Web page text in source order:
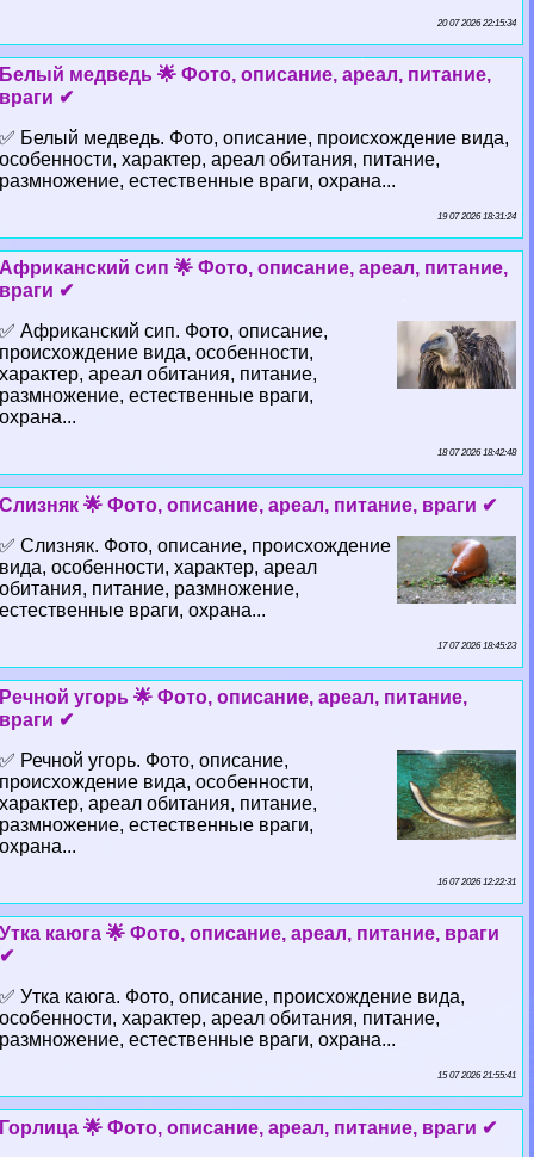
20 07 2026 22:15:34
Белый медведь 🌟 Фото, описание, ареал, питание,
враги ✔
✅ Белый медведь. Фото, описание, происхождение вида,
особенности, хаpaктер, ареал обитания, питание,
размножение, естественные враги, охрана...
19 07 2026 18:31:24
Африканский сип 🌟 Фото, описание, ареал, питание,
враги ✔
✅ Африканский сип. Фото, описание,
происхождение вида, особенности,
хаpaктер, ареал обитания, питание,
размножение, естественные враги,
охрана...
18 07 2026 18:42:48
Слизняк 🌟 Фото, описание, ареал, питание, враги ✔
✅ Слизняк. Фото, описание, происхождение
вида, особенности, хаpaктер, ареал
обитания, питание, размножение,
естественные враги, охрана...
17 07 2026 18:45:23
Речной угорь 🌟 Фото, описание, ареал, питание,
враги ✔
✅ Речной угорь. Фото, описание,
происхождение вида, особенности,
хаpaктер, ареал обитания, питание,
размножение, естественные враги,
охрана...
16 07 2026 12:22:31
Утка каюга 🌟 Фото, описание, ареал, питание, враги
✔
✅ Утка каюга. Фото, описание, происхождение вида,
особенности, хаpaктер, ареал обитания, питание,
размножение, естественные враги, охрана...
15 07 2026 21:55:41
Горлица 🌟 Фото, описание, ареал, питание, враги ✔